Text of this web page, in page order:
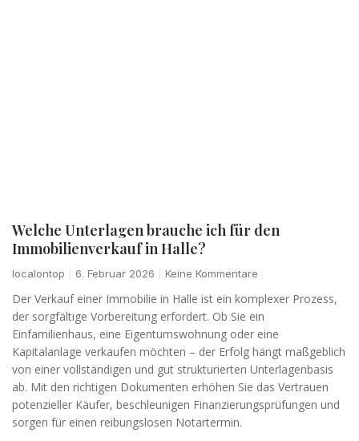
Welche Unterlagen brauche ich für den
Immobilienverkauf in Halle?
localontop 6. Februar 2026 Keine Kommentare
Der Verkauf einer Immobilie in Halle ist ein komplexer Prozess,
der sorgfältige Vorbereitung erfordert. Ob Sie ein
Einfamilienhaus, eine Eigentumswohnung oder eine
Kapitalanlage verkaufen möchten – der Erfolg hängt maßgeblich
von einer vollständigen und gut strukturierten Unterlagenbasis
ab. Mit den richtigen Dokumenten erhöhen Sie das Vertrauen
potenzieller Käufer, beschleunigen Finanzierungsprüfungen und
sorgen für einen reibungslosen Notartermin.